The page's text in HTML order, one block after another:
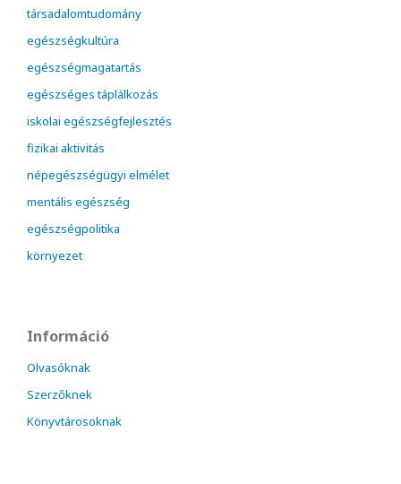
társadalomtudomány
egészségkultúra
egészségmagatartás
egészséges táplálkozás
iskolai egészségfejlesztés
fizikai aktivitás
népegészségügyi elmélet
mentális egészség
egészségpolitika
környezet
Információ
Olvasóknak
Szerzőknek
Könyvtárosoknak